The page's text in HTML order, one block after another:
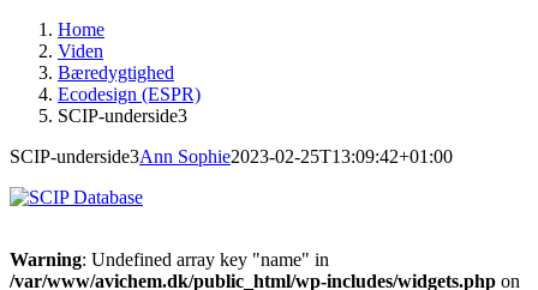
Home
Viden
Bæredygtighed
Ecodesign (ESPR)
SCIP-underside3
SCIP-underside3Ann Sophie2023-02-25T13:09:42+01:00
Warning: Undefined array key "name" in
/var/www/avichem.dk/public_html/wp-includes/widgets.php on